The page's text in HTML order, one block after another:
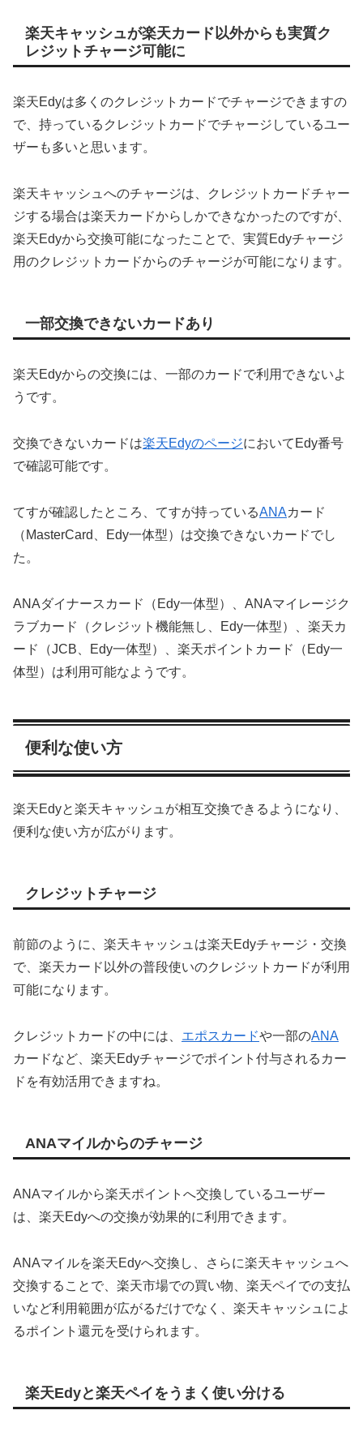
楽天キャッシュが楽天カード以外からも実質ク
レジットチャージ可能に
楽天Edyは多くのクレジットカードでチャージできますの
で、持っているクレジットカードでチャージしているユー
ザーも多いと思います。
楽天キャッシュへのチャージは、クレジットカードチャー
ジする場合は楽天カードからしかできなかったのですが、
楽天Edyから交換可能になったことで、実質Edyチャージ
用のクレジットカードからのチャージが可能になります。
一部交換できないカードあり
楽天Edyからの交換には、一部のカードで利用できないよ
うです。
交換できないカードは楽天EdyのページにおいてEdy番号
で確認可能です。
てすが確認したところ、てすが持っているANAカード
（MasterCard、Edy一体型）は交換できないカードでし
た。
ANAダイナースカード（Edy一体型）、ANAマイレージク
ラブカード（クレジット機能無し、Edy一体型）、楽天カ
ード（JCB、Edy一体型）、楽天ポイントカード（Edy一
体型）は利用可能なようです。
便利な使い方
楽天Edyと楽天キャッシュが相互交換できるようになり、
便利な使い方が広がります。
クレジットチャージ
前節のように、楽天キャッシュは楽天Edyチャージ・交換
で、楽天カード以外の普段使いのクレジットカードが利用
可能になります。
クレジットカードの中には、 エポスカードや一部のANA
カードなど、楽天Edyチャージでポイント付与されるカー
ドを有効活用できますね。
ANAマイルからのチャージ
ANAマイルから楽天ポイントへ交換しているユーザー
は、楽天Edyへの交換が効果的に利用できます。
ANAマイルを楽天Edyへ交換し、さらに楽天キャッシュへ
交換することで、楽天市場での買い物、楽天ペイでの支払
いなど利用範囲が広がるだけでなく、楽天キャッシュによ
るポイント還元を受けられます。
楽天Edyと楽天ペイをうまく使い分ける